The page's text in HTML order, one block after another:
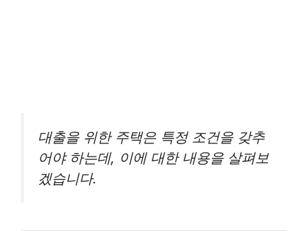
대출을 위한 주택은 특정 조건을 갖추
어야 하는데, 이에 대한 내용을 살펴보
겠습니다.